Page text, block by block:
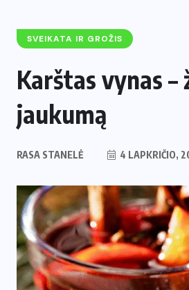
SVEIKATA IR GROŽIS
Karštas vynas
jaukumą
RASA STANELĖ 4 LAPKRIČIO,
ENERGETIKA
Naujas svertas
perima svarbų
Europos
2